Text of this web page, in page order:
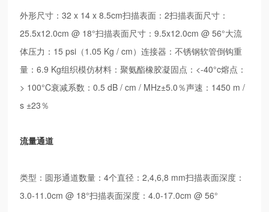
外形尺寸：32 x 14 x 8.5cm扫描表面：2扫描表面尺寸：
25.5x12.0cm @ 18°扫描表面尺寸：9.5x12.0cm @ 56°大流
体压力：15 psi（1.05 Kg / cm）连接器：不锈钢软管倒钩重
量：6.9 Kg组织模仿材料：聚氨酯橡胶凝固点：<-40°c熔点：
> 100°C衰减系数：0.5 dB / cm / MHz±5.0％声速：1450 m /
s ±23％
流量通道
类型：圆形通道数量：4个直径：2,4,6,8 mm扫描表面深度：
3.0-11.0cm @ 18°扫描表面深度：4.0-17.0cm @ 56°